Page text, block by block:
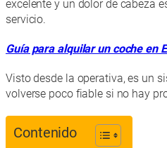
excelente y un dolor de cabeza
servicio.
Guía para alquilar un coche en
Visto desde la operativa, es un
volverse poco fiable si no hay
Contenido